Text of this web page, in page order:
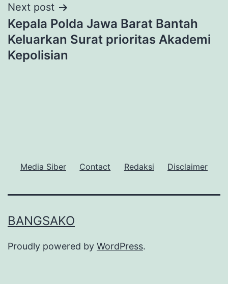
Next post
Kepala Polda Jawa Barat Bantah
Keluarkan Surat prioritas Akademi
Kepolisian
Media Siber Contact Redaksi Disclaimer
BANGSAKO
Proudly powered by WordPress.